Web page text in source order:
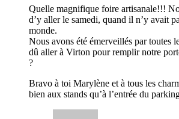
Quelle magnifique foire artisanale!!!
d’y aller le samedi, quand il n’y avait
monde.
Nous avons été émerveillés par toutes
dû aller à Virton pour remplir notre
?
Bravo à toi Marylène et à tous les
bien aux stands qu’à l’entrée du